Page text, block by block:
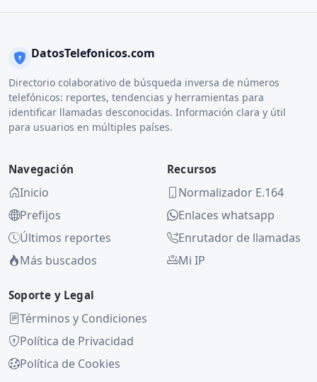
DatosTelefonicos.com
Directorio colaborativo de búsqueda inversa de números
telefónicos: reportes, tendencias y herramientas para
identificar llamadas desconocidas. Información clara y útil
para usuarios en múltiples países.
Navegación
Inicio
Prefijos
Últimos reportes
Más buscados
Recursos
Normalizador E.164
Enlaces whatsapp
Enrutador de llamadas
Mi IP
Soporte y Legal
Términos y Condiciones
Política de Privacidad
Política de Cookies